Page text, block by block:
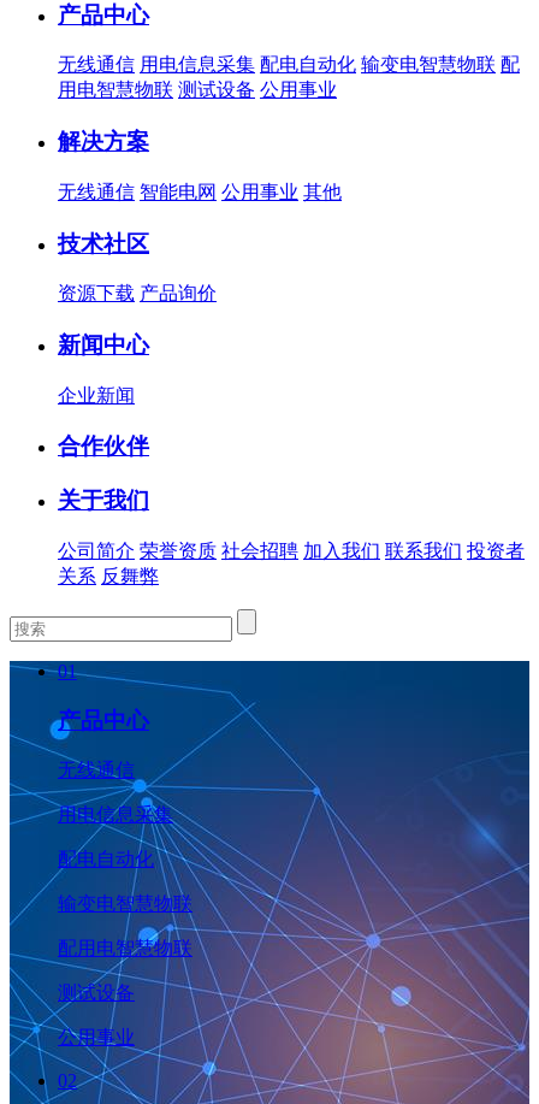
产品中心
无线通信 用电信息采集 配电自动化 输变电智慧物联 配
用电智慧物联 测试设备 公用事业
解决方案
无线通信 智能电网 公用事业 其他
技术社区
资源下载 产品询价
新闻中心
企业新闻
合作伙伴
关于我们
公司简介 荣誉资质 社会招聘 加入我们 联系我们 投资者
关系 反舞弊
01
产品中心
无线通信
用电信息采集
配电自动化
输变电智慧物联
配用电智慧物联
测试设备
公用事业
02